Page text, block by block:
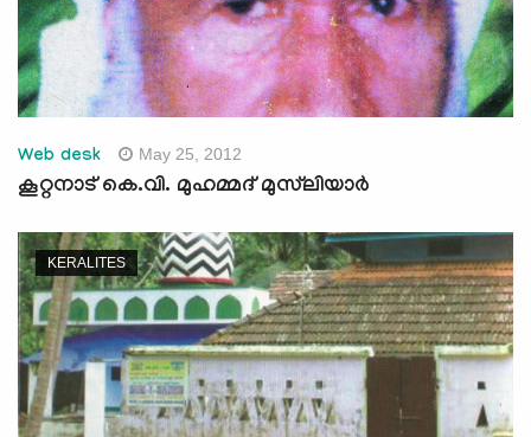
Web desk May 25, 2012
കൂറ്റനാട് കെ.വി. മുഹമ്മദ് മുസ്‌ലിയാര്‍
KERALITES